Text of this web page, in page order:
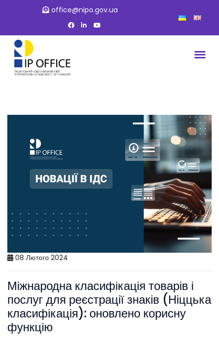
office@nipo.gov.ua
08 Лютого 2024
Міжнародна класифікація товарів і
послуг для реєстрації знаків (Ніццька
класифікація): оновлено корисну
функцію